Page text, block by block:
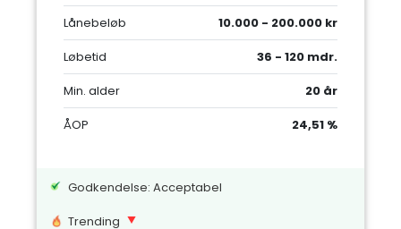
Lånebeløb
10.000 - 200.000 kr
Løbetid
36 - 120 mdr.
Min. alder
20 år
ÅOP
24,51 %
Godkendelse: Acceptabel
Trending